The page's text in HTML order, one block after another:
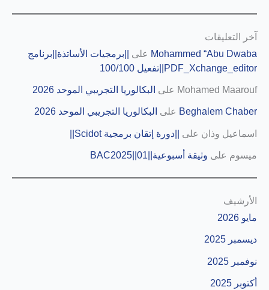
آخر التعليقات
Mohammed “Abu Dwaba على ||برمجيات الأساتذة||برنامج
PDF_Xchange_editor||تفعيل 100/100
Mohamed Maarouf على البكالوريا التجريبي الموحد 2026
Beghalem Chaber على البكالوريا التجريبي الموحد 2026
اسماعيل وذان على ||دورة إتقان برمجية Scidot||
ميسوم على وثيقة أسبوعية||01||BAC2025
الأرشيف
مايو 2026
ديسمبر 2025
نوفمبر 2025
أكتوبر 2025